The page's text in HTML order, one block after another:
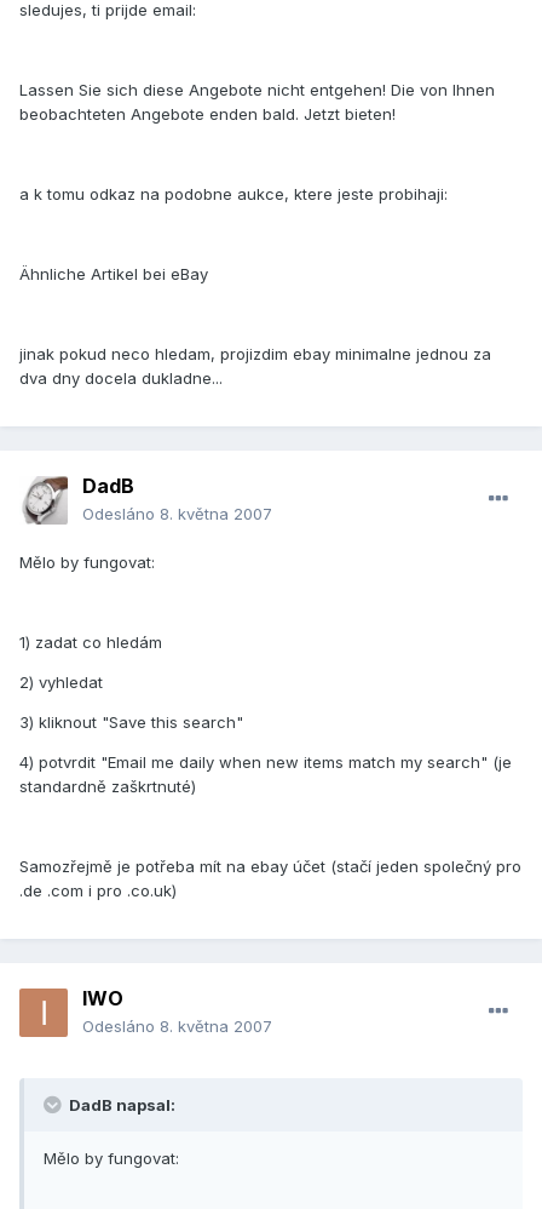
sledujes, ti prijde email:
Lassen Sie sich diese Angebote nicht entgehen! Die von Ihnen
beobachteten Angebote enden bald. Jetzt bieten!
a k tomu odkaz na podobne aukce, ktere jeste probihaji:
Ähnliche Artikel bei eBay
jinak pokud neco hledam, projizdim ebay minimalne jednou za
dva dny docela dukladne...
DadB
Odesláno 8. května 2007
Mělo by fungovat:
1) zadat co hledám
2) vyhledat
3) kliknout "Save this search"
4) potvrdit "Email me daily when new items match my search" (je
standardně zaškrtnuté)
Samozřejmě je potřeba mít na ebay účet (stačí jeden společný pro
.de .com i pro .co.uk)
IWO
Odesláno 8. května 2007
DadB napsal:
Mělo by fungovat: